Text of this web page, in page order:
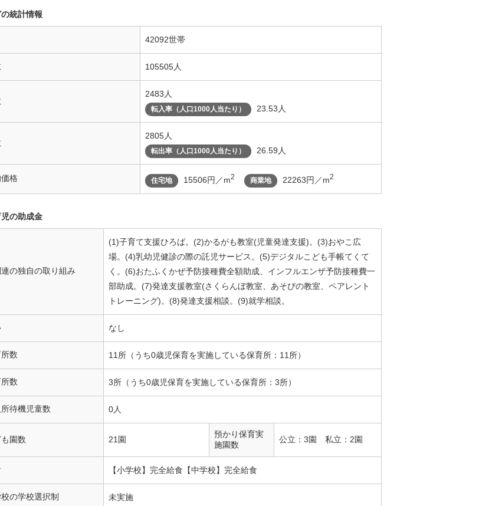
統計情報
42092世帯
105505人
2483人
転入率（人口1000人当たり） 23.53人
2805人
転出率（人口1000人当たり） 26.59人
格 住宅地 15506円／m2 商業地 22263円／m2
の助成金
の独自の取り組み
(1)子育て支援ひろば。(2)かるがも教室(児童発達支援)。(3)おやこ広
場。(4)乳幼児健診の際の託児サービス。(5)デジタルこども手帳てくて
く。(6)おたふくかぜ予防接種費全額助成、インフルエンザ予防接種費一
部助成。(7)発達支援教室(さくらんぼ教室、あそびの教室、ペアレント
トレーニング)。(8)発達支援相談。(9)就学相談。
なし
数 11所（うち0歳児保育を実施している保育所：11所）
数 3所（うち0歳児保育を実施している保育所：3所）
待機児童数 0人
園数 21園
預かり保育実
施園数
公立：3園 私立：2園
【小学校】完全給食【中学校】完全給食
の学校選択制 未実施